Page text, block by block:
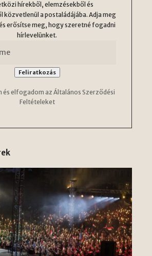
hírekből, elemzésekből és
közvetlenül a postaládájába. Adja meg
erősítse meg, hogy szeretné fogadni
hírlevelünket.
és elfogadom az Általános Szerződési
Feltételeket